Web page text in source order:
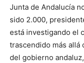
Junta de Andalucía
sido 2.000,
está investigando el
trascendido más allá
del gobierno